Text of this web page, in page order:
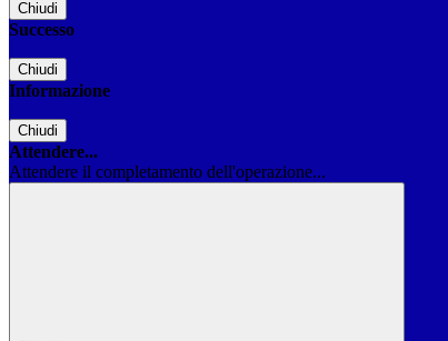
Chiudi
Successo
Chiudi
Informazione
Chiudi
Attendere...
Attendere il completamento dell'operazione...